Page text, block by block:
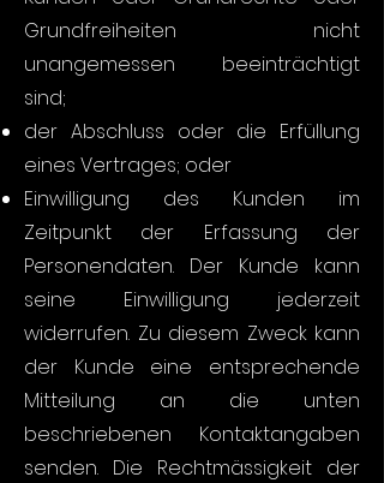
Grundfreiheiten nicht
unangemessen beeinträchtigt
sind;
der Abschluss oder die Erfüllung
eines Vertrages; oder
Einwilligung des Kunden im
Zeitpunkt der Erfassung der
Personendaten. Der Kunde kann
seine Einwilligung jederzeit
widerrufen. Zu diesem Zweck kann
der Kunde eine entsprechende
Mitteilung an die unten
beschriebenen Kontaktangaben
senden. Die Rechtmässigkeit der